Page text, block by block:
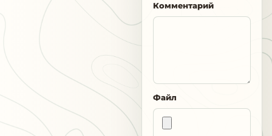
Комментарий
Файл